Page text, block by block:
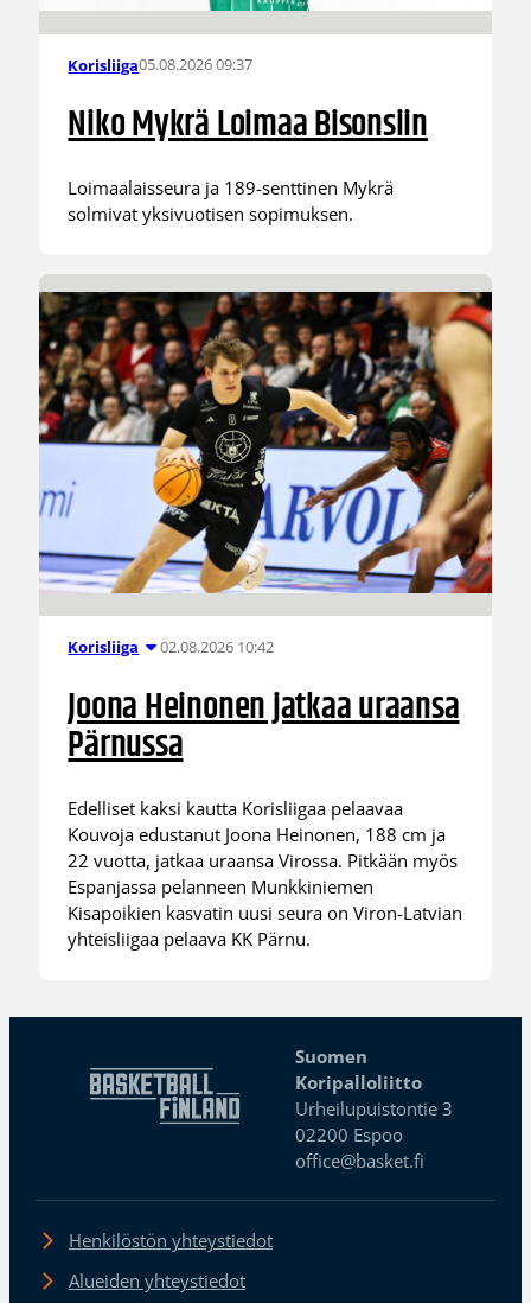
Korisliiga05.08.2026 09:37
Niko Mykrä Loimaa Bisonsiin
Loimaalaisseura ja 189-senttinen Mykrä
solmivat yksivuotisen sopimuksen.
Korisliiga 02.08.2026 10:42
Joona Heinonen jatkaa uraansa
Pärnussa
Edelliset kaksi kautta Korisliigaa pelaavaa
Kouvoja edustanut Joona Heinonen, 188 cm ja
22 vuotta, jatkaa uraansa Virossa. Pitkään myös
Espanjassa pelanneen Munkkiniemen
Kisapoikien kasvatin uusi seura on Viron-Latvian
yhteisliigaa pelaava KK Pärnu.
Suomen
Koripalloliitto
Urheilupuistontie 3
02200 Espoo
office@basket.fi
Henkilöstön yhteystiedot
Alueiden yhteystiedot